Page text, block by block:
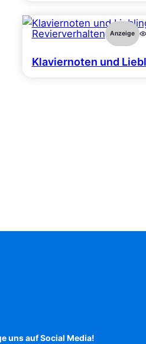
Revierverhalten Anzeige
Klaviernoten und
uns auf Social Media!